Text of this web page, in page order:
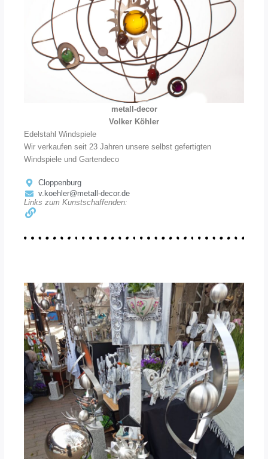
metall-decor
Volker Köhler
Edelstahl Windspiele
Wir verkaufen seit 23 Jahren unsere selbst gefertigten
Windspiele und Gartendeco
Cloppenburg
v.koehler@metall-decor.de
Links zum Kunstschaffenden: